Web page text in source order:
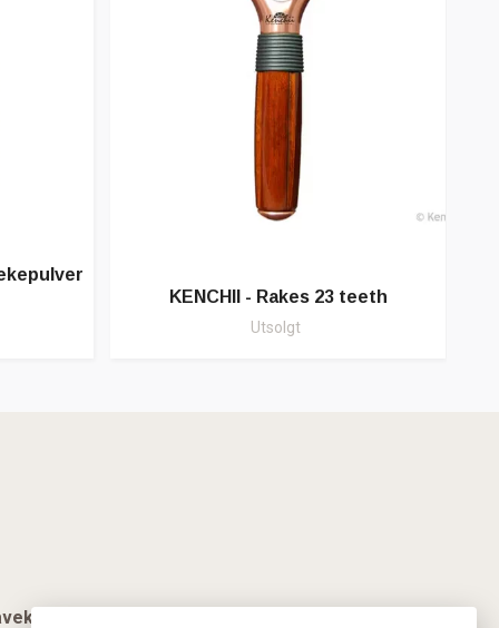
KENCHII - Rakes 23 teeth
Utsolgt